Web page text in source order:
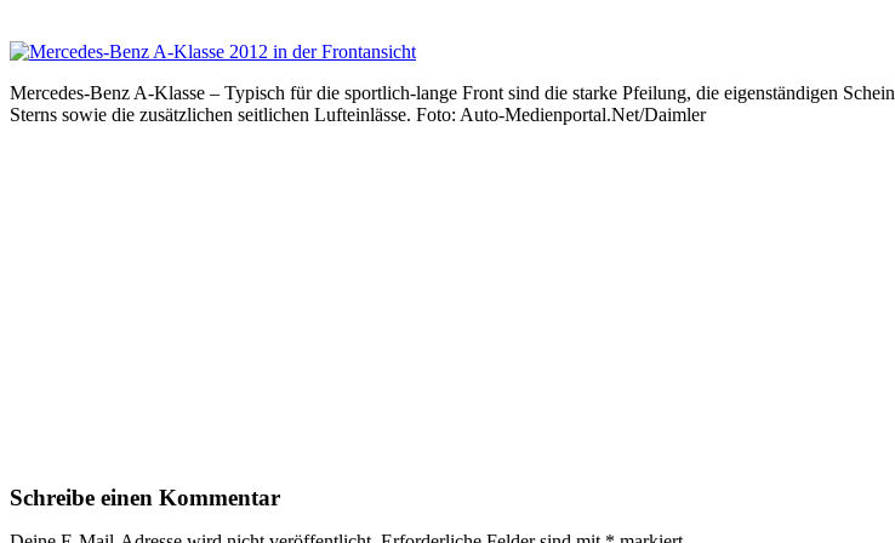
Mercedes-Benz A-Klasse – Typisch für die sportlich-lange Front sind die starke Pfeilung, die eigenständigen
Sterns sowie die zusätzlichen seitlichen Lufteinlässe. Foto: Auto-Medienportal.Net/Daimler
Schreibe einen Kommentar